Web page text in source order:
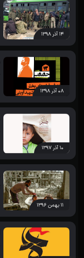
۱۴ آذر ۱۳۹۸
۰۸ آذر ۱۳۹۸
۱۰ آذر ۱۳۹۷
۱۱ بهمن ۱۳۹۶